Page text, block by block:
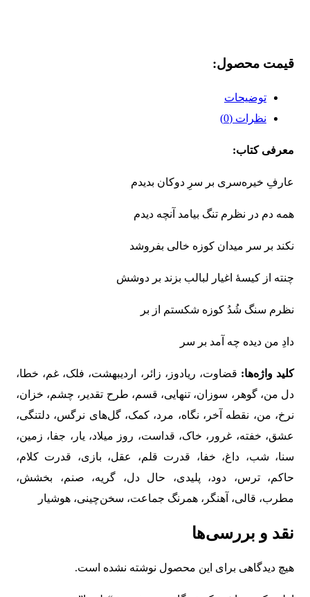
قیمت محصول:​
توضیحات
نظرات (0)
معرفی کتاب:
عارفِ خیره‌سری بر سرِ دوکان بدیدم
همه دم در نظرم تنگ بیامد آنچه دیدم
نکند بر سر میدان کوزه خالی بفروشد
چنته از کیسۀ اغیار لبالب بزند بر دوشش
نظرم سنگ شُدُ کوزه شکستم از بر
دادِ من دیده چه آمد بر سر
کلید واژه‌ها: قضاوت، ریادوز، زائر، اردیبهشت، فلک، غم، خطا،
دل من، گوهر، سوزان، تنهایی، قسم، طرح تقدیر، چشم، خزان،
نرخ، من، نقطه آخر، نگاه، مرد، کمک، گل‌های نرگس، دلتنگی،
عشق، خفته، غرور، خاک، قداست، روز میلاد، یار، جفا، زمین،
سنا، شب، داغ، خفا، قدرت قلم، عقل، بازی، قدرت کلام،
حاکم، ترس، دود، پلیدی، حال دل، گریه، صنم، بخشش،
مطرب، قالی، آهنگر، همرنگ جماعت، سخن‌چینی، هوشیار
نقد و بررسی‌ها
هیچ دیدگاهی برای این محصول نوشته نشده است.